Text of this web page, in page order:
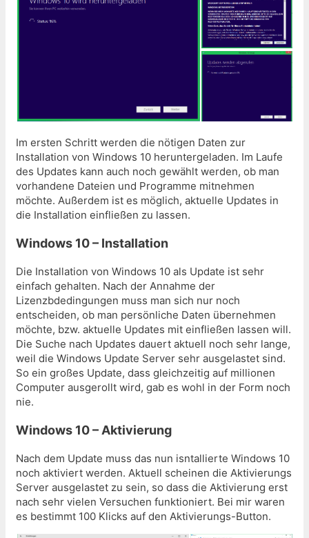
Im ersten Schritt werden die nötigen Daten zur
Installation von Windows 10 heruntergeladen. Im Laufe
des Updates kann auch noch gewählt werden, ob man
vorhandene Dateien und Programme mitnehmen
möchte. Außerdem ist es möglich, aktuelle Updates in
die Installation einfließen zu lassen.
Windows 10 – Installation
Die Installation von Windows 10 als Update ist sehr
einfach gehalten. Nach der Annahme der
Lizenzbdedingungen muss man sich nur noch
entscheiden, ob man persönliche Daten übernehmen
möchte, bzw. aktuelle Updates mit einfließen lassen will.
Die Suche nach Updates dauert aktuell noch sehr lange,
weil die Windows Update Server sehr ausgelastet sind.
So ein großes Update, dass gleichzeitig auf millionen
Computer ausgerollt wird, gab es wohl in der Form noch
nie.
Windows 10 – Aktivierung
Nach dem Update muss das nun isntallierte Windows 10
noch aktiviert werden. Aktuell scheinen die Aktivierungs
Server ausgelastet zu sein, so dass die Aktivierung erst
nach sehr vielen Versuchen funktioniert. Bei mir waren
es bestimmt 100 Klicks auf den Aktivierungs-Button.